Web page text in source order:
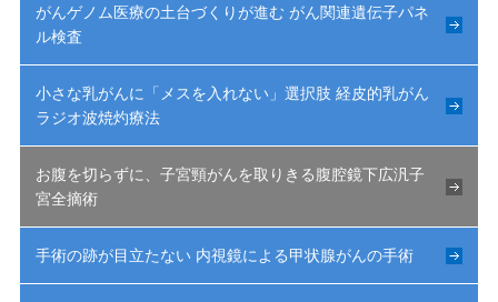
がんゲノム医療の土台づくりが進む がん関連遺伝子パネ
ル検査
小さな乳がんに「メスを入れない」選択肢 経皮的乳がん
ラジオ波焼灼療法
お腹を切らずに、子宮頸がんを取りきる腹腔鏡下広汎子
宮全摘術
手術の跡が目立たない 内視鏡による甲状腺がんの手術